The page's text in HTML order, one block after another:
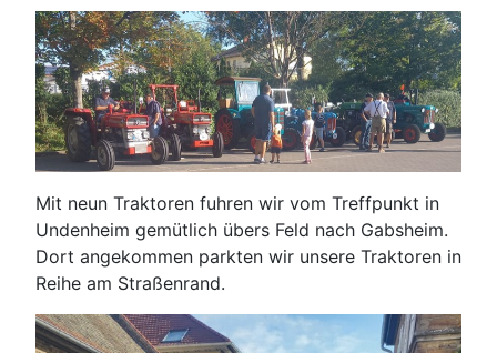
Mit neun Traktoren fuhren wir vom Treffpunkt in
Undenheim gemütlich übers Feld nach Gabsheim.
Dort angekommen parkten wir unsere Traktoren in
Reihe am Straßenrand.